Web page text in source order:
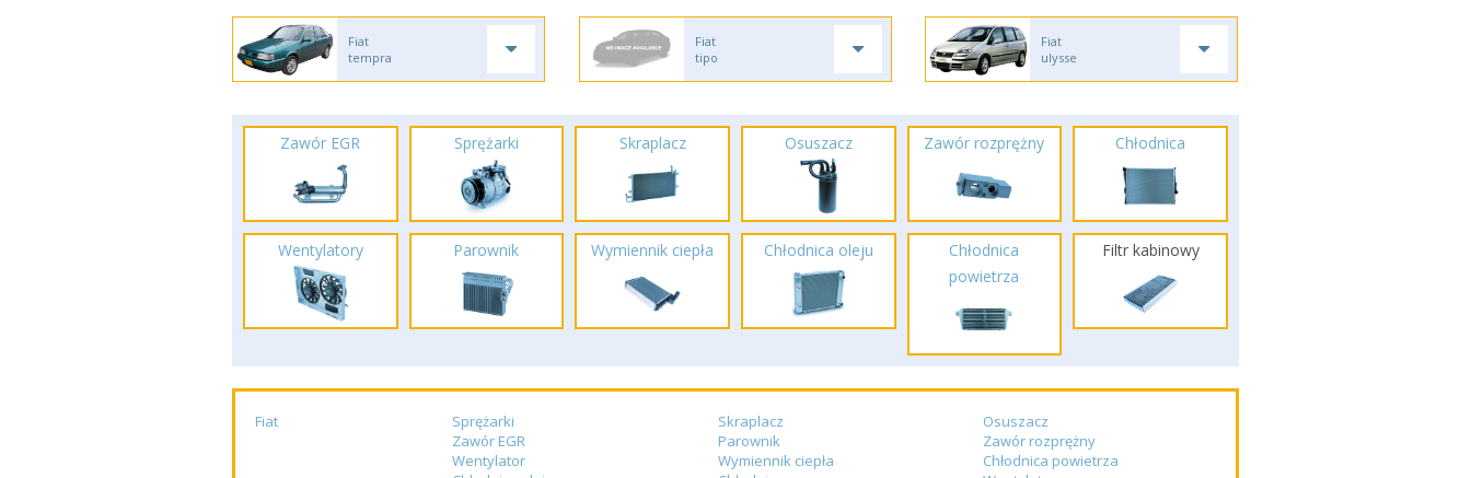
Fiat
tempra
Fiat
tipo
Fiat
ulysse
Zawór EGR Sprężarki Skraplacz Osuszacz Zawór rozprężny Chłodnica
Wentylatory Parownik Wymiennik ciepła Chłodnica oleju
Chłodnica
powietrza
Filtr kabinowy
Fiat Sprężarki Skraplacz
Osuszacz
Zawór EGR
Parownik
Zawór rozprężny
Wentylator
Wymiennik ciepła
Chłodnica powietrza